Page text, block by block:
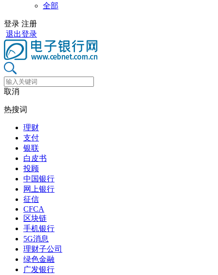
全部
登录 注册
退出登录
取消
热搜词
理财
支付
银联
白皮书
投顾
中国银行
网上银行
征信
CFCA
区块链
手机银行
5G消息
理财子公司
绿色金融
广发银行